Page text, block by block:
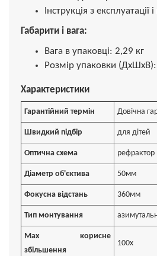
Інструкція з експлуатації
Габарити і вага:
Вага в упаковці: 2,29 кг
Розмір упаковки
Характеристики
Гарантійний термін Довічна
Швидкий підбір для дітей
Оптична схема рефрактор
Діаметр об'єктива 50мм
Фокусна відстань 360мм
Тип монтування
Max корисне
збільшення
100х